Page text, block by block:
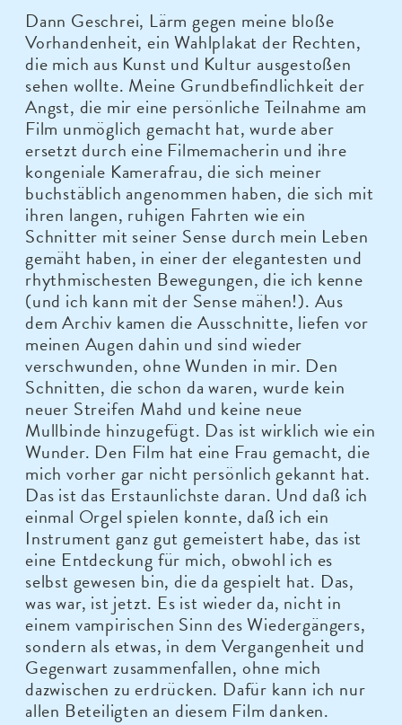
Dann Geschrei, Lärm gegen meine bloße
Vorhandenheit, ein Wahlplakat der Rechten,
die mich aus Kunst und Kultur ausgestoßen
sehen wollte. Meine Grundbefindlichkeit der
Angst, die mir eine persönliche Teilnahme am
Film unmöglich gemacht hat, wurde aber
ersetzt durch eine Filmemacherin und ihre
kongeniale Kamerafrau, die sich meiner
buchstäblich angenommen haben, die sich mit
ihren langen, ruhigen Fahrten wie ein
Schnitter mit seiner Sense durch mein Leben
gemäht haben, in einer der elegantesten und
rhythmischesten Bewegungen, die ich kenne
(und ich kann mit der Sense mähen!). Aus
dem Archiv kamen die Ausschnitte, liefen vor
meinen Augen dahin und sind wieder
verschwunden, ohne Wunden in mir. Den
Schnitten, die schon da waren, wurde kein
neuer Streifen Mahd und keine neue
Mullbinde hinzugefügt. Das ist wirklich wie ein
Wunder. Den Film hat eine Frau gemacht, die
mich vorher gar nicht persönlich gekannt hat.
Das ist das Erstaunlichste daran. Und daß ich
einmal Orgel spielen konnte, daß ich ein
Instrument ganz gut gemeistert habe, das ist
eine Entdeckung für mich, obwohl ich es
selbst gewesen bin, die da gespielt hat. Das,
was war, ist jetzt. Es ist wieder da, nicht in
einem vampirischen Sinn des Wiedergängers,
sondern als etwas, in dem Vergangenheit und
Gegenwart zusammenfallen, ohne mich
dazwischen zu erdrücken. Dafür kann ich nur
allen Beteiligten an diesem Film danken.